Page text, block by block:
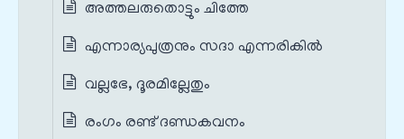
അത്തലരുതൊട്ടും ചിത്തേ
എന്നാര്യപുത്രനും സദാ എന്നരികിൽ
വല്ലഭേ, ദൂരമില്ലേതും
രംഗം രണ്ട് ദണ്ഡകവനം